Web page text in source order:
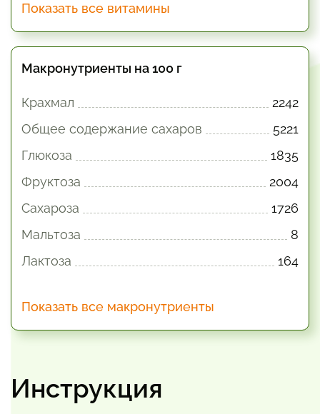
Показать все витамины
Макронутриенты на 100 г
Крахмал
2242
Общее содержание сахаров
5221
Глюкоза
1835
Фруктоза
2004
Сахароза
1726
Мальтоза
8
Лактоза
164
Показать все макронутриенты
Инструкция